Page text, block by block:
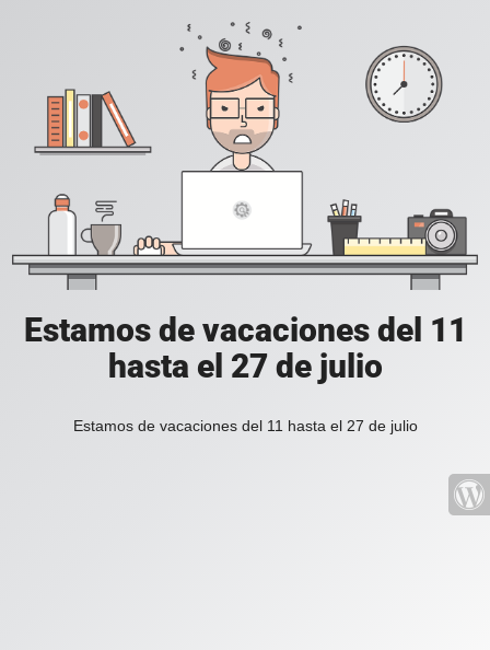
Estamos de vacaciones del 11
hasta el 27 de julio
Estamos de vacaciones del 11 hasta el 27 de julio